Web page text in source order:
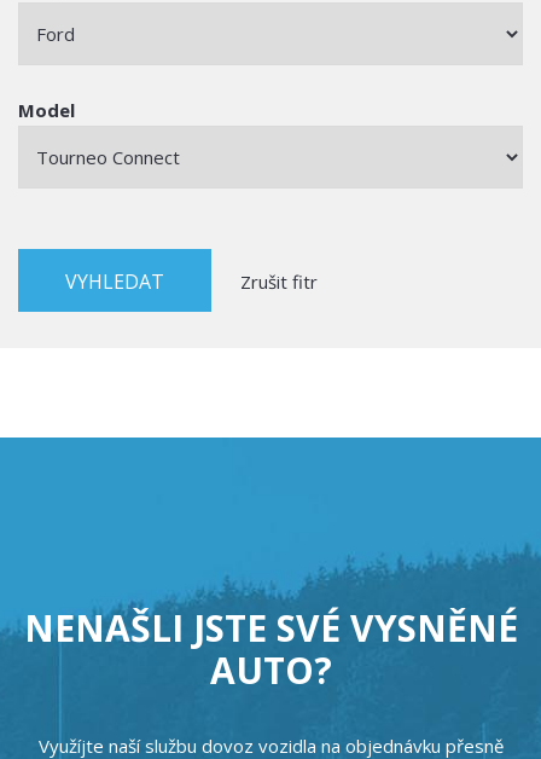
Model
Zrušit fitr
NENAŠLI JSTE SVÉ VYSNĚNÉ
AUTO?
Využíjte naší službu dovoz vozidla na objednávku přesně